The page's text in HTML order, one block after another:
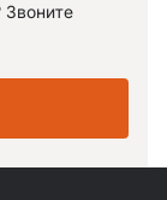
Звоните